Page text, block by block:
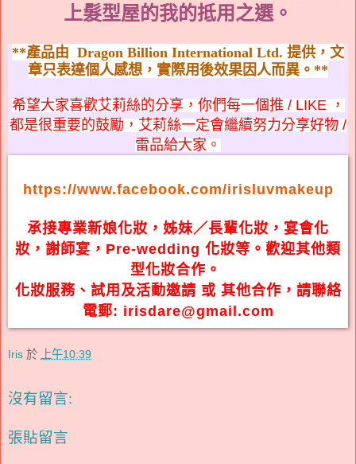
上髮型屋的我的抵用之選。
**產品由 Dragon Billion International Ltd. 提供， 文
章只表達個人感想 ，實際用後效果因人而異。**
希望大家喜歡艾莉絲的分享，你們每一個推 / LIKE ，
都是很重要的鼓勵，艾莉絲一定會繼續努力分享好物 /
雷品給大家。
https://www.facebook.com/irisluvmakeup
承接專業新娘化妝，姊妹／長輩化妝，宴會化
妝，謝師宴，Pre-wedding 化妝等。歡迎其他類
型化妝合作。
化妝服務、試用及活動邀請 或 其他合作，請聯絡
電郵: irisdare@gmail.com
Iris 於 上午10:39
沒有留言:
張貼留言